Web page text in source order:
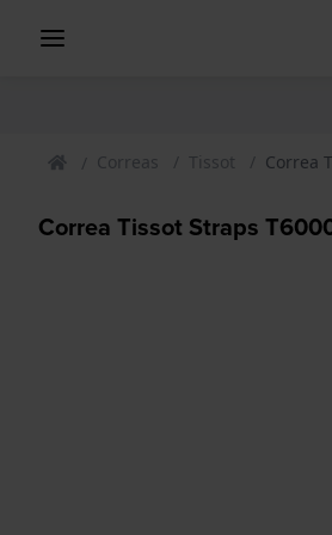
Correas Tissot Correa
Correa Tissot Straps